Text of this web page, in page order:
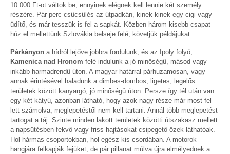
10.000 Ft-ot váltok be, ennyinek elégnek kell lennie két személy
részére. Pár perc csücsülés az útpadkán, kinek-kinek egy cigi vagy
üdítő, és már tesszük is fel a sapkát. Közben három kisebb csapat
húz el mellettünk Szlovákia belseje felé, követjük példájukat.
Párkányon a hídról lejőve jobbra fordulunk, és az Ipoly folyó,
Kamenica nad Hronom felé indulunk a jó minőségû, másod vagy
inkább harmadrendû úton. A magyar határral párhuzamosan, vagy
annak érintésével haladunk a dimbes-dombos, ligetes, legelős
területek között kanyargó, jó minőségû úton. Persze így tél után van
egy két kátyú, azonban látható, hogy azok nagy része már most fel
lett számolva, meglepetéstől nem kell tartani. Annál több meglepetést
tartogat a táj. Szinte minden lakott területek közötti útszakasz mellett
a napsütésben fekvő vagy friss hajtásokat csipegető őzek láthatóak.
Hol hármas csoportokban, hol egész kis csordában. A motorok
hangjára felkapják fejüket, de pár pillanat múlva újra elmélyednek a